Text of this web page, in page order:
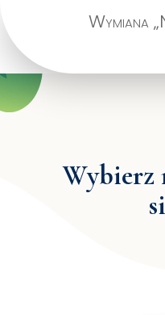
Wymiana
Wybierz